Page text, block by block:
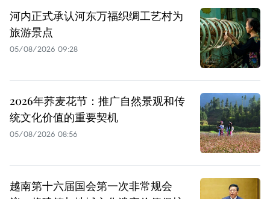
河内正式承认河东万福织绸工艺村为
旅游景点
05/08/2026 09:28
2026年荞麦花节：推广自然景观和传
统文化价值的重要契机
05/08/2026 08:56
越南第十六届国会第一次非常规会